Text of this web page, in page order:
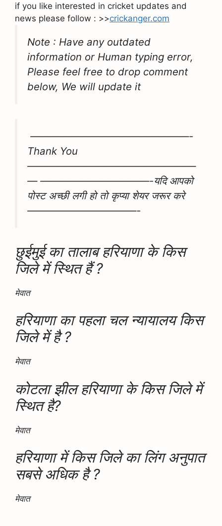
if you like interested in cricket updates and
news please follow : >>crickanger.com
Note : Have any outdated
information or Human typing error,
Please feel free to drop comment
below, We will update it
————————————————-
Thank You
—————————————————
— ———————————-यदि आपको
पोस्ट अच्छी लगी हो तो कृप्या शेयर जरूर करे
———————————-
छुईमुई का तालाब हरियाणा के किस
जिले में स्थित हैं ?
मेवात
हरियाणा का पहला चल न्यायालय किस
जिले में है ?
मेवात
कोटला झील हरियाणा के किस जिले में
स्थित है?
मेवात
हरियाणा में किस जिले का लिंग अनुपात
सबसे अधिक है ?
मेवात